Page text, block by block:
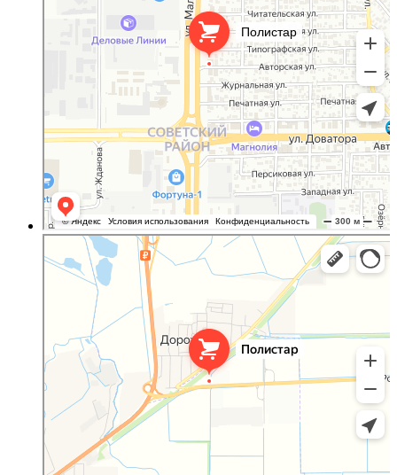
Полистар
Оргстекло, поликарбонат в Ростовской области
Светопрозрачные конструкции в Ростовской области